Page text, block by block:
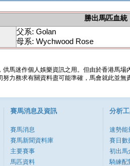
勝出馬匹血統
父系: Golan
母系: Wychwood Rose
馬迷作個人娛樂資訊之用。但由於香港馬
力務求有關資料盡可能準確，馬會就此並
賽馬消息及資訊
賽馬消息
賽馬新聞資料庫
主要賽事
馬匹資料
分析
速勢能
賽日數
初出馬
騎練配